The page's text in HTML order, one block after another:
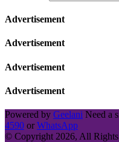
Advertisement
Advertisement
Advertisement
Advertisement
Powered by Geelani Need a
4590 or WhatsApp
© Copyright 2026, All Rights